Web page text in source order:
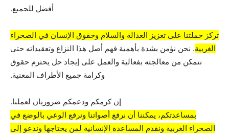
أفضل للجميع.
تركز حملتنا على تعزيز العدالة والسلام وحقوق الإنسان في الصحراء
الغربية. نحن نؤمن بشدة بأهمية فهم أصل هذا النزاع وتعقيداته حتى
نتمكن من معالجته بفعالية والعمل على إيجاد حل يحترم حقوق
وكرامة جميع الأطراف المعنية.
إن كرمكم ودعمكم ضروريان لعملنا.
بمساعدتكم، يمكننا أن نرفع أصواتنا ونرفع الوعي بالوضع في
الصحراء الغربية ونقدم المساعدة الإنسانية لمن يحتاجها وندعو إلى